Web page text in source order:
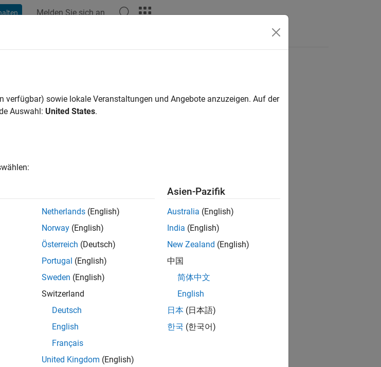
Melden Sie sich an
How useful was this information?
verfügbar) sowie lokale Veranstaltungen und Angebote anzuzeigen. Auf der
Auswahl: United States.
Netherlands (English)
Norway (English)
Österreich (Deutsch)
Portugal (English)
Sweden (English)
Switzerland
Deutsch
English
Français
United Kingdom (English)
Asien-Pazifik
Australia (English)
India (English)
New Zealand (English)
中国
简体中文
English
日本 (日本語)
한국 (한국어)